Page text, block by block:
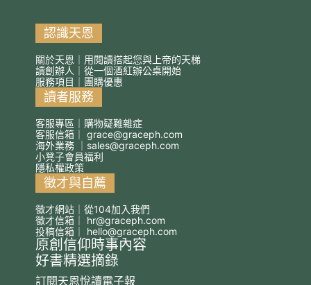
認識天恩
關於天恩｜用閱讀搭起您與上帝的天梯
讀創辦人｜從一個酒紅辦公桌開始
服務項目｜團購優惠
讀者服務
客服專區｜購物疑難雜症
客服信箱｜ grace@graceph.com
海外業務 ｜ sales@graceph.com
小凳子會員福利
隱私權政策
徵才與自薦
徵才網站｜從104加入我們
徵才信箱｜ hr@graceph.com
投稿信箱｜ hello@graceph.com
原創信仰時事內容
好書精選摘錄
訂閱天恩悅讀電子報